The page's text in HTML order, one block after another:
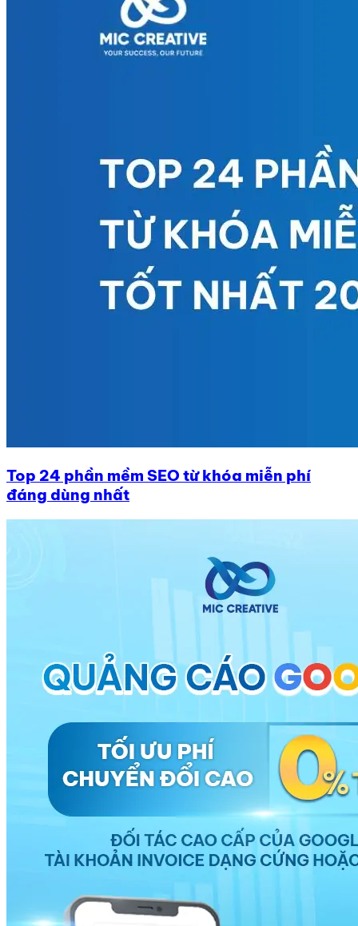
Top 24 phần mềm SEO từ khóa miễn phí
đáng dùng nhất